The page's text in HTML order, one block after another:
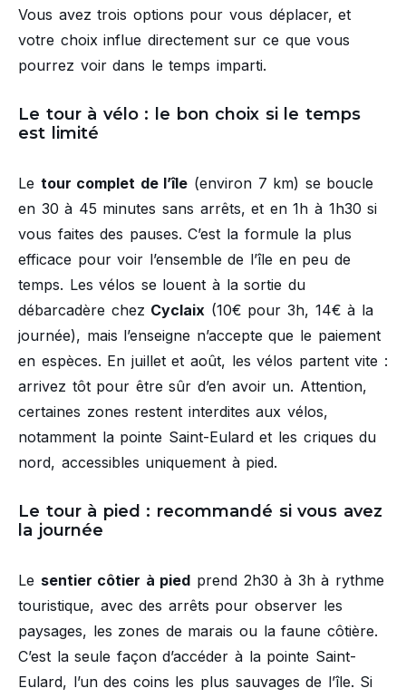
Vous avez trois options pour vous déplacer, et
votre choix influe directement sur ce que vous
pourrez voir dans le temps imparti.
Le tour à vélo : le bon choix si le temps
est limité
Le tour complet de l’île (environ 7 km) se boucle
en 30 à 45 minutes sans arrêts, et en 1h à 1h30 si
vous faites des pauses. C’est la formule la plus
efficace pour voir l’ensemble de l’île en peu de
temps. Les vélos se louent à la sortie du
débarcadère chez Cyclaix (10€ pour 3h, 14€ à la
journée), mais l’enseigne n’accepte que le paiement
en espèces. En juillet et août, les vélos partent vite :
arrivez tôt pour être sûr d’en avoir un. Attention,
certaines zones restent interdites aux vélos,
notamment la pointe Saint-Eulard et les criques du
nord, accessibles uniquement à pied.
Le tour à pied : recommandé si vous avez
la journée
Le sentier côtier à pied prend 2h30 à 3h à rythme
touristique, avec des arrêts pour observer les
paysages, les zones de marais ou la faune côtière.
C’est la seule façon d’accéder à la pointe Saint-
Eulard, l’un des coins les plus sauvages de l’île. Si